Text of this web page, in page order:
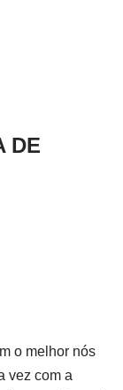
DE
o melhor nós
vez com a